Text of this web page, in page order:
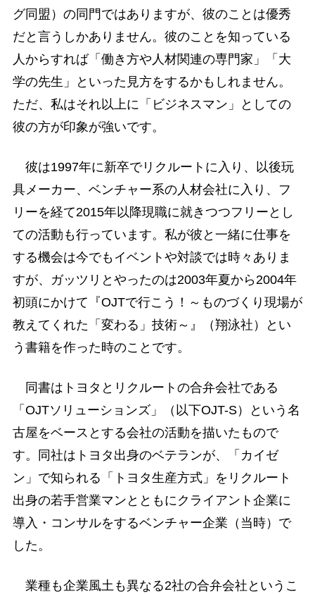
グ同盟）の同門ではありますが、彼のことは優秀
だと言うしかありません。彼のことを知っている
人からすれば「働き方や人材関連の専門家」「大
学の先生」といった見方をするかもしれません。
ただ、私はそれ以上に「ビジネスマン」としての
彼の方が印象が強いです。
彼は1997年に新卒でリクルートに入り、以後玩
具メーカー、ベンチャー系の人材会社に入り、フ
リーを経て2015年以降現職に就きつつフリーとし
ての活動も行っています。私が彼と一緒に仕事を
する機会は今でもイベントや対談では時々ありま
すが、ガッツリとやったのは2003年夏から2004年
初頭にかけて『OJTで行こう！～ものづくり現場が
教えてくれた「変わる」技術～』（翔泳社）とい
う書籍を作った時のことです。
同書はトヨタとリクルートの合弁会社である
「OJTソリューションズ」（以下OJT-S）という名
古屋をベースとする会社の活動を描いたもので
す。同社はトヨタ出身のベテランが、「カイゼ
ン」で知られる「トヨタ生産方式」をリクルート
出身の若手営業マンとともにクライアント企業に
導入・コンサルをするベンチャー企業（当時）で
した。
業種も企業風土も異なる2社の合弁会社というこ